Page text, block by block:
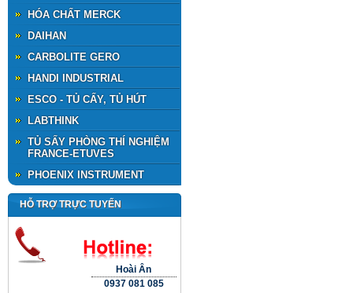
HÓA CHẤT MERCK
DAIHAN
CARBOLITE GERO
HANDI INDUSTRIAL
ESCO - TỦ CẤY, TỦ HÚT
LABTHINK
TỦ SẤY PHÒNG THÍ NGHIỆM
FRANCE-ETUVES
PHOENIX INSTRUMENT
HỖ TRỢ TRỰC TUYẾN
Hoài Ân
0937 081 085